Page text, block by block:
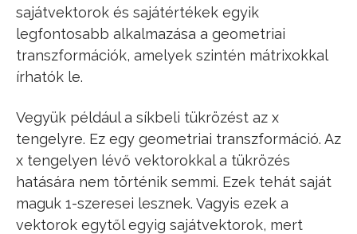
sajátvektorok és sajátértékek egyik
legfontosabb alkalmazása a geometriai
transzformációk, amelyek szintén mátrixokkal
írhatók le.
Vegyük például a síkbeli tükrözést az x
tengelyre. Ez egy geometriai transzformáció. Az
x tengelyen lévő vektorokkal a tükrözés
hatására nem történik semmi. Ezek tehát saját
maguk 1-szeresei lesznek. Vagyis ezek a
vektorok egytől egyig sajátvektorok, mert